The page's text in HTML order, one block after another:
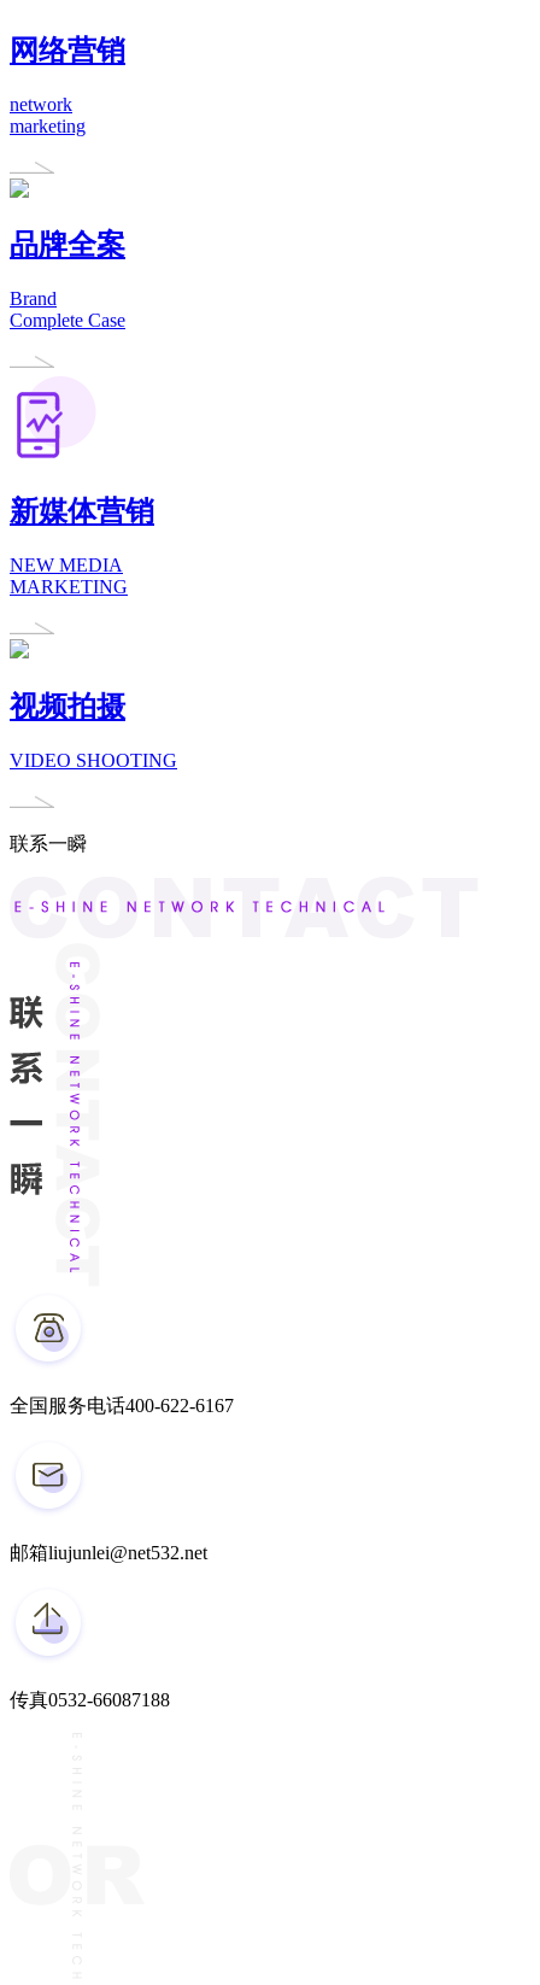
网络营销
network
marketing
品牌全案
Brand
Complete Case
新媒体营销
NEW MEDIA
MARKETING
视频拍摄
VIDEO SHOOTING
联系一瞬
全国服务电话400-622-6167
邮箱liujunlei@net532.net
传真0532-66087188